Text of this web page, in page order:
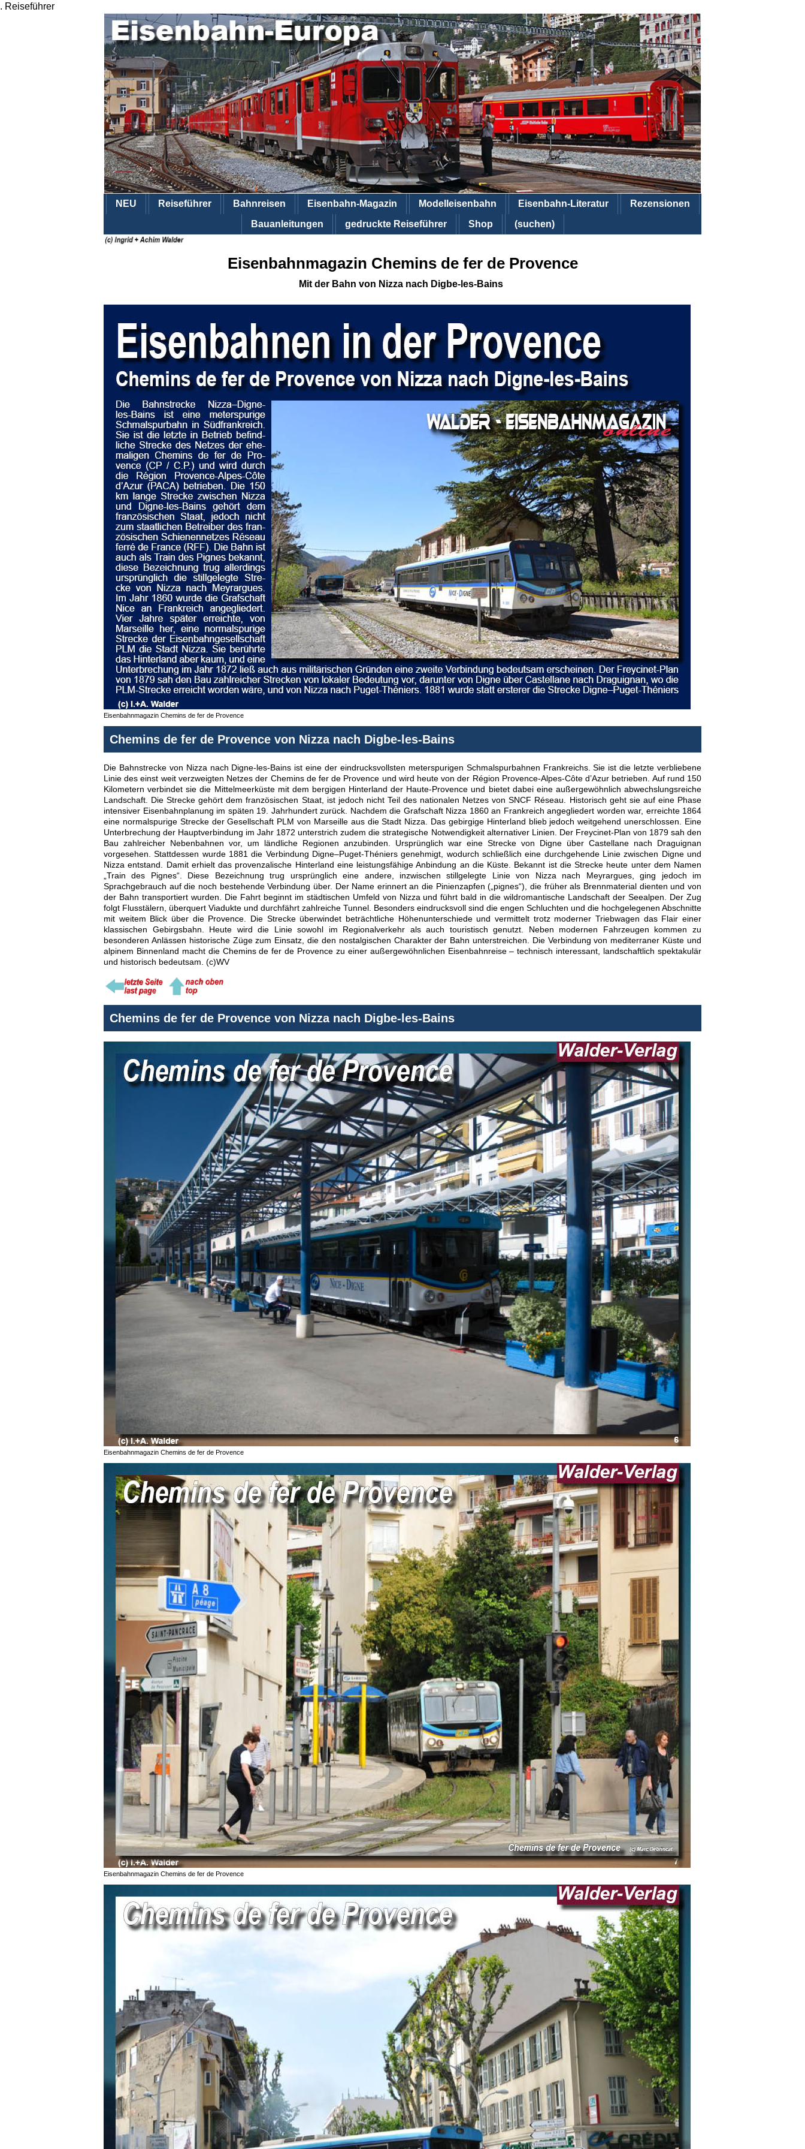
. Reiseführer
NEU Reiseführer Bahnreisen Eisenbahn-Magazin Modelleisenbahn Eisenbahn-Literatur
Rezensionen
Bauanleitungen
gedruckte Reiseführer Shop (suchen)
Eisenbahnmagazin Chemins de fer de Provence
Mit der Bahn von Nizza nach Digbe-les-Bains
Eisenbahnmagazin Chemins de fer de Provence
Chemins de fer de Provence von Nizza nach Digbe-les-Bains
Die Bahnstrecke von Nizza nach Digne-les-Bains ist eine der eindrucksvollsten meterspurigen Schmalspurbahnen Frankreichs. Sie ist die letzte verbliebene
Linie des einst weit verzweigten Netzes der Chemins de fer de Provence und wird heute von der Région Provence-Alpes-Côte d’Azur betrieben. Auf rund 150
Kilometern verbindet sie die Mittelmeerküste mit dem bergigen Hinterland der Haute-Provence und bietet dabei eine außergewöhnlich abwechslungsreiche
Landschaft. Die Strecke gehört dem französischen Staat, ist jedoch nicht Teil des nationalen Netzes von SNCF Réseau. Historisch geht sie auf eine Phase
intensiver Eisenbahnplanung im späten 19. Jahrhundert zurück. Nachdem die Grafschaft Nizza 1860 an Frankreich angegliedert worden war, erreichte 1864
eine normalspurige Strecke der Gesellschaft PLM von Marseille aus die Stadt Nizza. Das gebirgige Hinterland blieb jedoch weitgehend unerschlossen. Eine
Unterbrechung der Hauptverbindung im Jahr 1872 unterstrich zudem die strategische Notwendigkeit alternativer Linien. Der Freycinet-Plan von 1879 sah den
Bau zahlreicher Nebenbahnen vor, um ländliche Regionen anzubinden. Ursprünglich war eine Strecke von Digne über Castellane nach Draguignan
vorgesehen. Stattdessen wurde 1881 die Verbindung Digne–Puget-Théniers genehmigt, wodurch schließlich eine durchgehende Linie zwischen Digne und
Nizza entstand. Damit erhielt das provenzalische Hinterland eine leistungsfähige Anbindung an die Küste. Bekannt ist die Strecke heute unter dem Namen
„Train des Pignes“. Diese Bezeichnung trug ursprünglich eine andere, inzwischen stillgelegte Linie von Nizza nach Meyrargues, ging jedoch im
Sprachgebrauch auf die noch bestehende Verbindung über. Der Name erinnert an die Pinienzapfen („pignes“), die früher als Brennmaterial dienten und von
der Bahn transportiert wurden. Die Fahrt beginnt im städtischen Umfeld von Nizza und führt bald in die wildromantische Landschaft der Seealpen. Der Zug
folgt Flusstälern, überquert Viadukte und durchfährt zahlreiche Tunnel. Besonders eindrucksvoll sind die engen Schluchten und die hochgelegenen Abschnitte
mit weitem Blick über die Provence. Die Strecke überwindet beträchtliche Höhenunterschiede und vermittelt trotz moderner Triebwagen das Flair einer
klassischen Gebirgsbahn. Heute wird die Linie sowohl im Regionalverkehr als auch touristisch genutzt. Neben modernen Fahrzeugen kommen zu
besonderen Anlässen historische Züge zum Einsatz, die den nostalgischen Charakter der Bahn unterstreichen. Die Verbindung von mediterraner Küste und
alpinem Binnenland macht die Chemins de fer de Provence zu einer außergewöhnlichen Eisenbahnreise – technisch interessant, landschaftlich spektakulär
und historisch bedeutsam. (c)WV
Chemins de fer de Provence von Nizza nach Digbe-les-Bains
Eisenbahnmagazin Chemins de fer de Provence
Eisenbahnmagazin Chemins de fer de Provence